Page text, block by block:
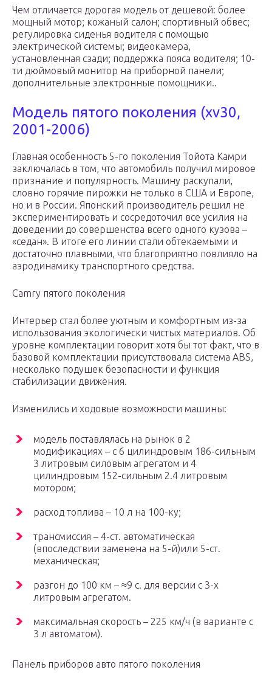
Чем отличается дорогая модель от дешевой: более
мощный мотор; кожаный салон; спортивный обвес;
регулировка сиденья водителя с помощью
электрической системы; видеокамера,
установленная сзади; поддержка пояса водителя; 10-
ти дюймовый монитор на приборной панели;
дополнительные электронные помощники..
Модель пятого поколения (xv30,
2001-2006)
Главная особенность 5-го поколения Тойота Камри
заключалась в том, что автомобиль получил мировое
признание и популярность. Машину раскупали,
словно горячие пирожки не только в США и Европе,
но и в России. Японский производитель решил не
экспериментировать и сосредоточил все усилия на
доведении до совершенства всего одного кузова –
«седан». В итоге его линии стали обтекаемыми и
достаточно плавными, что благоприятно повлияло на
аэродинамику транспортного средства.
Camry пятого поколения
Интерьер стал более уютным и комфортным из-за
использования экологически чистых материалов. Об
уровне комплектации говорит хотя бы тот факт, что в
базовой комплектации присутствовала система ABS,
несколько подушек безопасности и функция
стабилизации движения.
Изменились и ходовые возможности машины:
модель поставлялась на рынок в 2
модификациях – с 6 цилиндровым 186-сильным
3 литровым силовым агрегатом и 4
цилиндровым 152-сильным 2.4 литровым
мотором;
расход топлива – 10 л на 100-ку;
трансмиссия – 4-ст. автоматическая
(впоследствии заменена на 5-й)или 5-ст.
механическая;
разгон до 100 км – ≈9 с. для версии с 3-х
литровым агрегатом.
максимальная скорость – 225 км/ч (в варианте с
3 л автоматом).
Панель приборов авто пятого поколения